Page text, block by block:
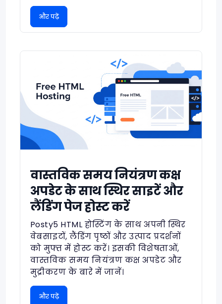
और पढ़ें
वास्तविक समय नियंत्रण कक्ष
अपडेट के साथ स्थिर साइटें और
लैंडिंग पेज होस्ट करें
Posty5 HTML होस्टिंग के साथ अपनी स्थिर
वेबसाइटों, लैंडिंग पृष्ठों और उत्पाद प्रदर्शनों
को मुफ्त में होस्ट करें। इसकी विशेषताओं,
वास्तविक समय नियंत्रण कक्ष अपडेट और
मुद्रीकरण के बारे में जानें।
और पढ़ें